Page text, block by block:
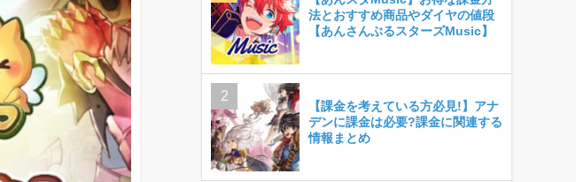
法とおすすめ商品やダイヤの値段
【あんさんぶるスターズMusic】
【課金を考えている方必見!】アナ
デンに課金は必要?課金に関連する
情報まとめ